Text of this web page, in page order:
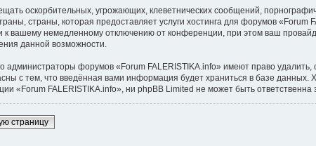
оскорбительных, угрожающих, клеветнических сообщений,
страны, которая предоставляет услуги хостинга для форумов
к вашему немедленному отключению от конференции, при этом ваш
данной возможности.
администраторы форумов «Forum FALERISTIKA.info» имеют право
с тем, что введённая вами информация будет храниться в базе
«Forum FALERISTIKA.info», ни phpBB Limited не может быть ответственна
страницу